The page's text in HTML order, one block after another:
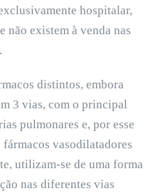
hospitalar,
não existem à venda nas
distintos, embora
3 vias, com o principal
pulmonares e, por esse
vasodilatadores
utilizam-se de uma forma
nas diferentes vias